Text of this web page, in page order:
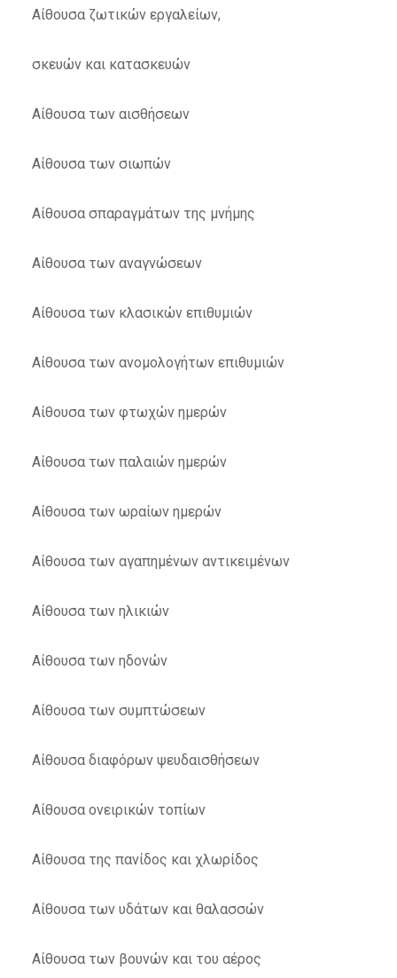
Αίθουσα ζωτικών εργαλείων,
σκευών και κατασκευών
Αίθουσα των αισθήσεων
Αίθουσα των σιωπών
Αίθουσα σπαραγμάτων της μνήμης
Αίθουσα των αναγνώσεων
Αίθουσα των κλασικών επιθυμιών
Αίθουσα των ανομολογήτων επιθυμιών
Αίθουσα των φτωχών ημερών
Αίθουσα των παλαιών ημερών
Αίθουσα των ωραίων ημερών
Αίθουσα των αγαπημένων αντικειμένων
Αίθουσα των ηλικιών
Αίθουσα των ηδονών
Αίθουσα των συμπτώσεων
Αίθουσα διαφόρων ψευδαισθήσεων
Αίθουσα ονειρικών τοπίων
Αίθουσα της πανίδος και χλωρίδος
Αίθουσα των υδάτων και θαλασσών
Αίθουσα των βουνών και του αέρος